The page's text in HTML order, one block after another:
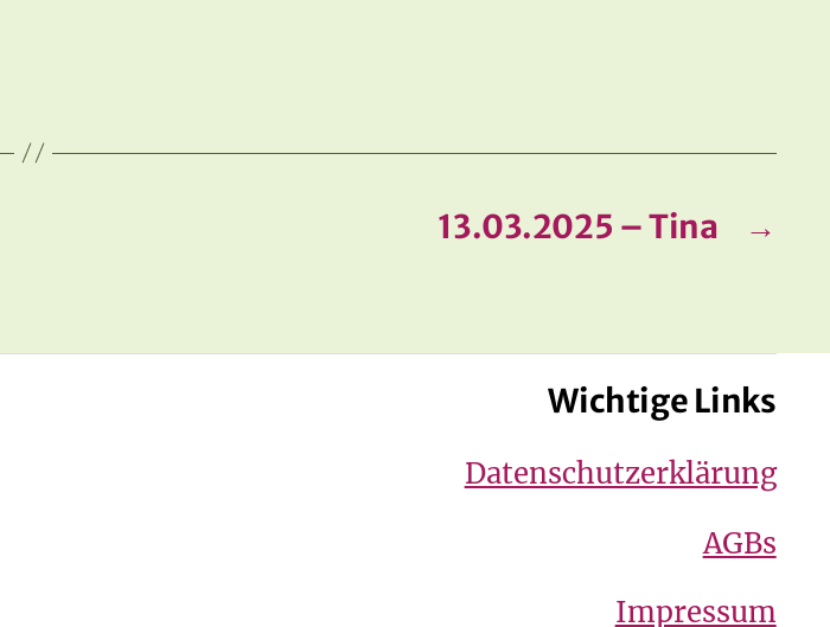
→
13.03.2025 – Tina
Wichtige Links
Datenschutzerklärung
AGBs
Impressum